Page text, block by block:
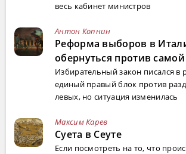
весь кабинет министров
Антон Копнин
Реформа выборов в
обернуться против
Избирательный закон писался в
единый правый блок против
левых, но ситуация изменилась
Максим Карев
Суета в Сеуте
Если посмотреть на то, что